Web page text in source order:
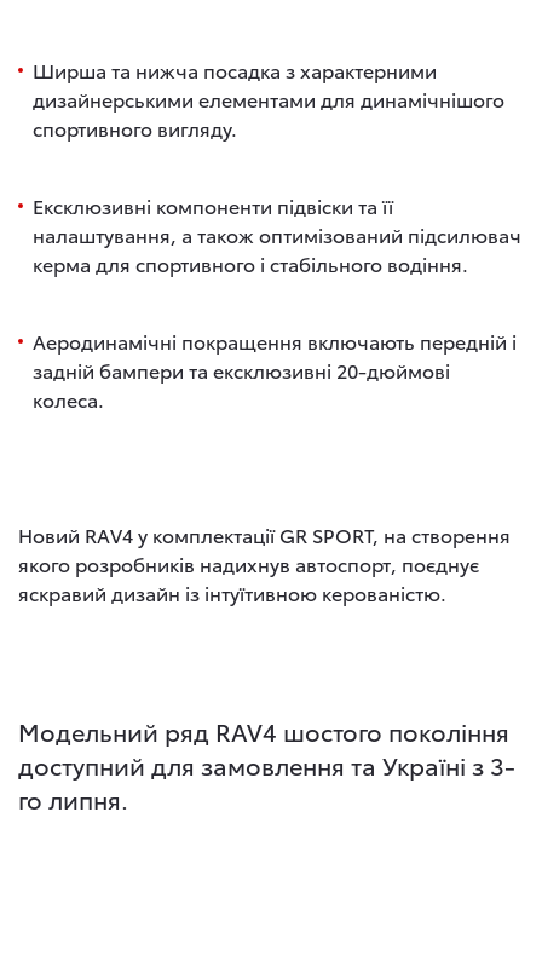
Ширша та нижча посадка з характерними
дизайнерськими елементами для динамічнішого
спортивного вигляду.
Ексклюзивні компоненти підвіски та її
налаштування, а також оптимізований підсилювач
керма для спортивного і стабільного водіння.
Аеродинамічні покращення включають передній і
задній бампери та ексклюзивні 20-дюймові
колеса.
Новий RAV4 у комплектації GR SPORT, на створення
якого розробників надихнув автоспорт, поєднує
яскравий дизайн із інтуїтивною керованістю.
Модельний ряд RAV4 шостого покоління
доступний для замовлення та Україні з 3-
го липня.